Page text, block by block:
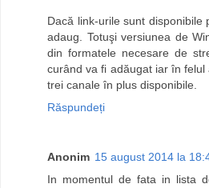
Dacă link-urile sunt
adaug. Totuşi versiunea de
din formatele necesare de
curând va fi adăugat iar în
trei canale în plus disponibile.
Răspundeți
Anonim 15 august 2014 la
In momentul de fata in lista